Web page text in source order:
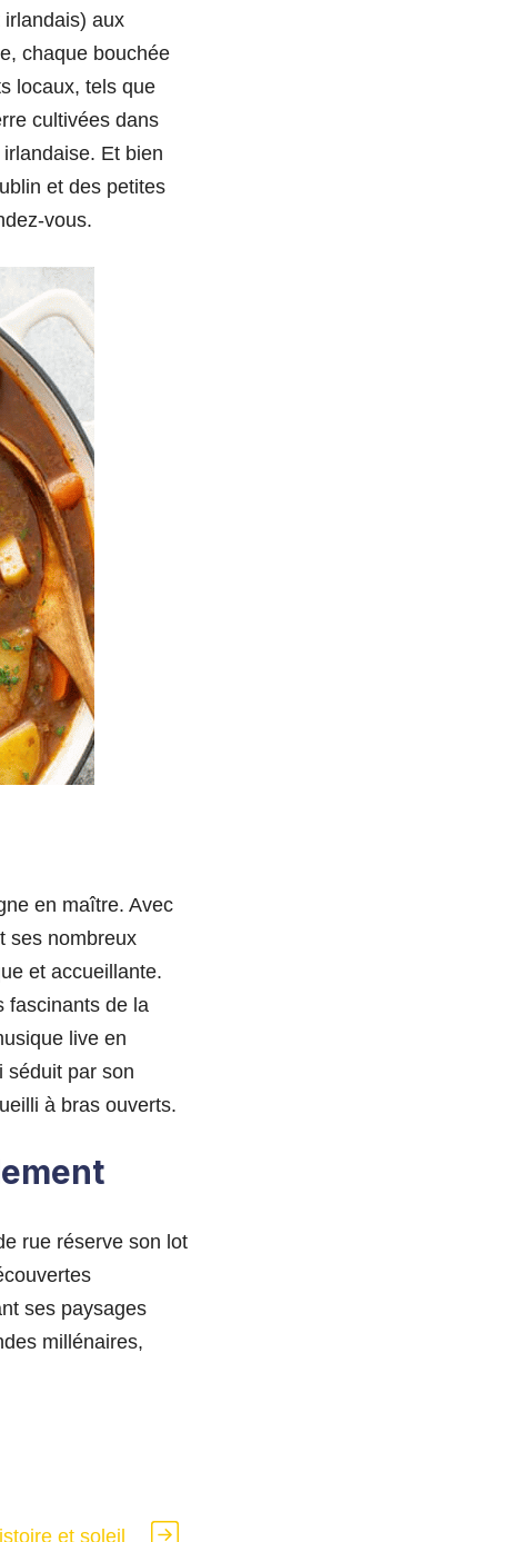
irlandais) aux
chaque bouchée
locaux, tels que
cultivées dans
Et bien
et des petites
vous.
en maître. Avec
ses nombreux
et accueillante.
fascinants de la
live en
séduit par son
à bras ouverts.
rue réserve son lot
ses paysages
millénaires,
et soleil